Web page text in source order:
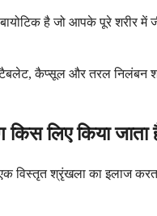
है जो आपके पूरे शरीर
कैप्सूल और तरल निलंबन
किस लिए किया जाता
विस्तृत श्रृंखला का इलाज